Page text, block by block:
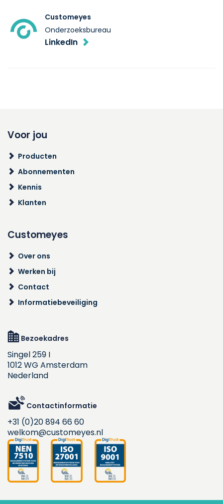
Customeyes
Onderzoeksbureau
LinkedIn
Voor jou
Producten
Abonnementen
Kennis
Klanten
Customeyes
Over ons
Werken bij
Contact
Informatiebeveiliging
Bezoekadres
Singel 259 I
1012 WG Amsterdam
Nederland
Contactinformatie
+31 (0)20 894 66 60
welkom@customeyes.nl